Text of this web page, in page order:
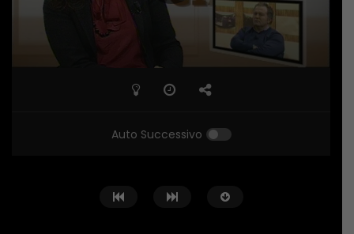
Auto Successivo